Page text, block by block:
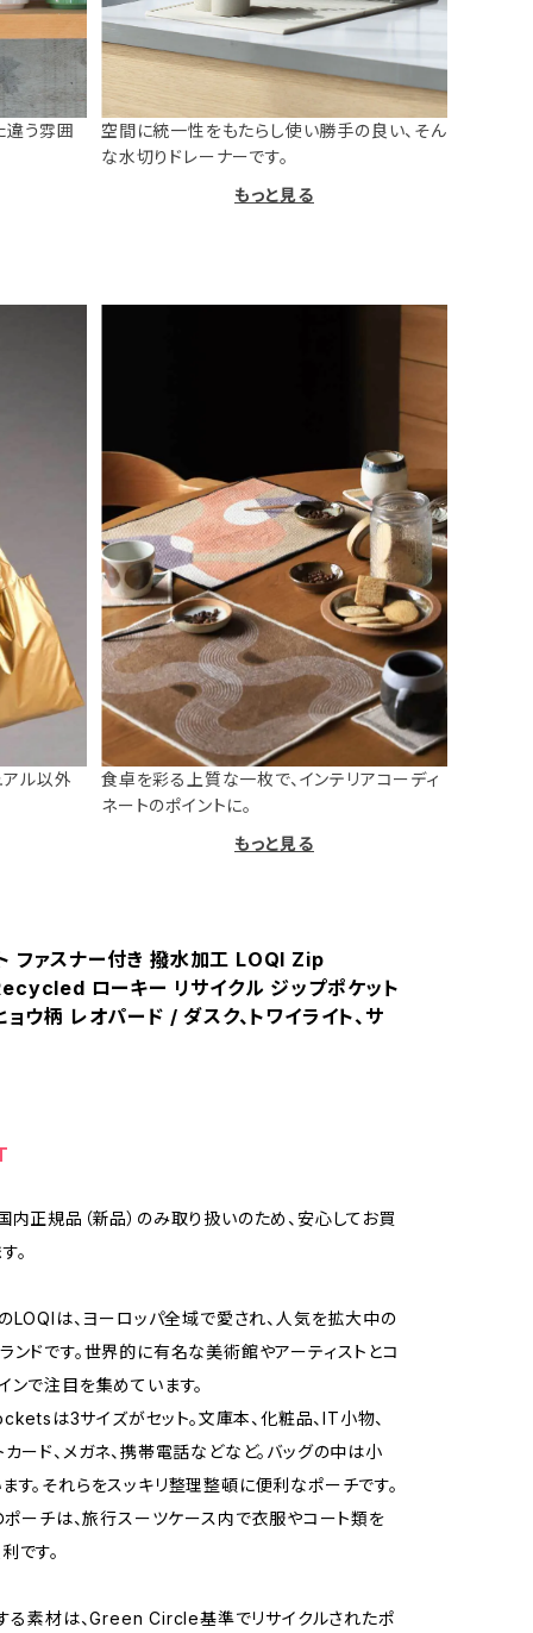
違う雰囲
空間に統一性をもたらし使い勝手の良い、そん
な水切りドレーナーです。
もっと見る
アル以外
食卓を彩る上質な一枚で、インテリアコーディ
ネートのポイントに。
もっと見る
ファスナー付き 撥水加工 LOQI Zip
ローキー リサイクル ジップポケット
ウ柄 レオパード / ダスク、トワイライト、サ
内正規品（新品）のみ取り扱いのため、安心してお買
。
LOQIは、ヨーロッパ全域で愛され、人気を拡大中の
ンドです。世界的に有名な美術館やアーティストとコ
ンで注目を集めています。
は3サイズがセット。文庫本、化粧品、IT小物、
カード、メガネ、携帯電話などなど。バッグの中は小
す。それらをスッキリ整理整頓に便利なポーチです。
ーチは、旅行スーツケース内で衣服やコート類を
です。
る素材は、Green Circle基準でリサイクルされたポ